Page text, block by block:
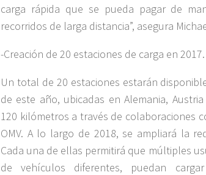
carga rápida que se pueda pagar de
recorridos de larga distancia”, asegura
-Creación de 20 estaciones de carga en 2017.
Un total de 20 estaciones estarán
de este año, ubicadas en Alemania,
120 kilómetros a través de colaboraciones
OMV. A lo largo de 2018, se ampliará la
Cada una de ellas permitirá que múltiples
de vehículos diferentes, puedan